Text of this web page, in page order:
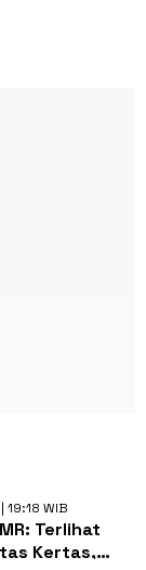
19:18 WIB
Terlihat
Kertas,